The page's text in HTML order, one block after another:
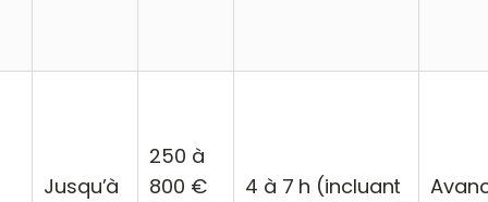
Jusqu’à
250 à
800 €
4 à 7 h (incluant